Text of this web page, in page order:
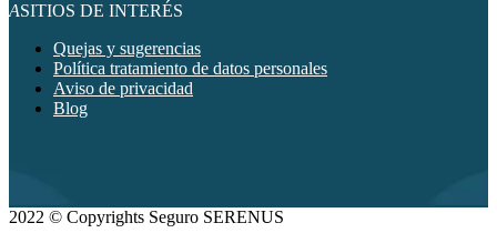
ASITIOS DE INTERÉS
Quejas y sugerencias
Política tratamiento de datos personales
Aviso de privacidad
Blog
2022 © Copyrights Seguro SERENUS